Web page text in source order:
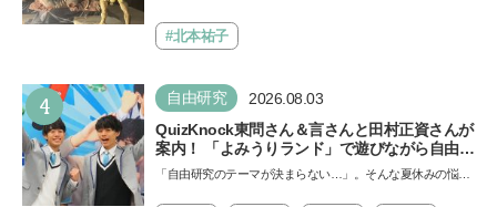
催…#北本祐子
4 自由研究 2026.08.03
QuizKnock東問さん＆言さんと田村正資さんが
案内！ 「よみうりランド」で遊びながら自由研
究が進む期間限定イベントが開催
「自由研究のテーマが決まらない…」。そんな夏休みの悩み